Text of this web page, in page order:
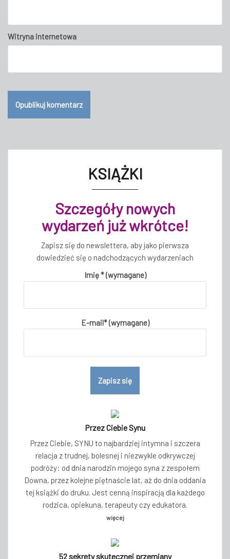
Witryna internetowa
KSIĄŻKI
Szczegóły nowych
wydarzeń już wkrótce!
Zapisz się do newslettera, aby jako pierwsza
dowiedzieć się o nadchodzących wydarzeniach
Imię * (wymagane)
E-mail* (wymagane)
Przez Ciebie Synu
Przez Ciebie, SYNU to najbardziej intymna i szczera
relacja z trudnej, bolesnej i niezwykle odkrywczej
podróży: od dnia narodzin mojego syna z zespołem
Downa, przez kolejne piętnaście lat, aż do dnia oddania
tej książki do druku. Jest cenną inspiracją dla każdego
rodzica, opiekuna, terapeuty czy edukatora.
więcej
52 sekrety skutecznej przemiany